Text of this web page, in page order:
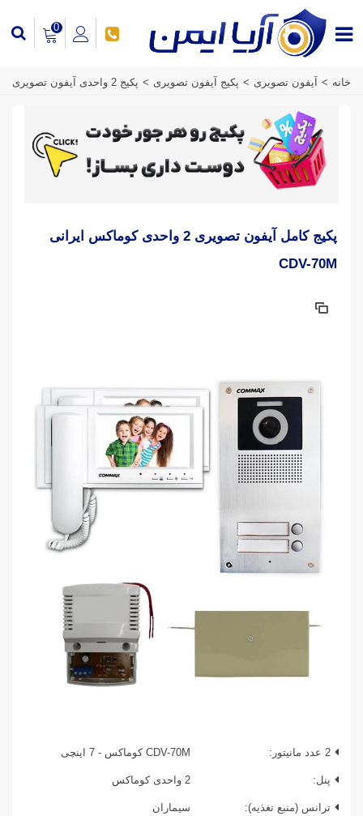
0
خانه > آیفون تصویری > پکیج آیفون تصویری > پکیج 2 واحدی آیفون تصویری
پکیج کامل آیفون تصویری 2 واحدی کوماکس ایرانی
CDV-70M
2 عدد مانیتور: CDV-70M کوماکس - 7 اینچی
پنل: 2 واحدی کوماکس
ترانس (منبع تغذیه): سیماران